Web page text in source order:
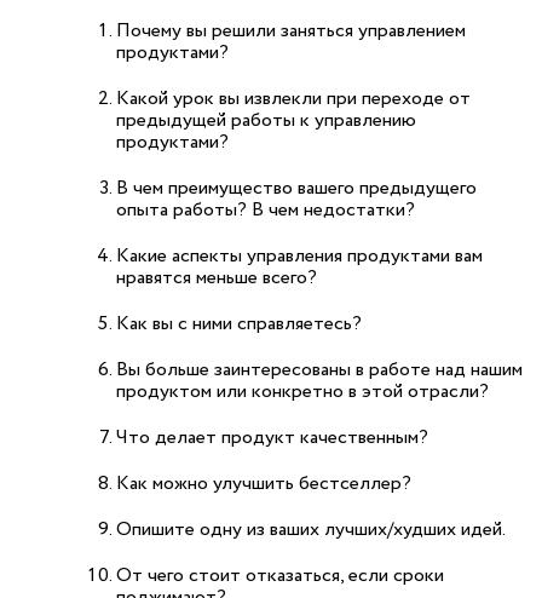
Почему вы решили заняться управлением
продуктами?
Какой урок вы извлекли при переходе от
предыдущей работы к управлению
продуктами?
В чем преимущество вашего предыдущего
опыта работы? В чем недостатки?
Какие аспекты управления продуктами вам
нравятся меньше всего?
Как вы с ними справляетесь?
Вы больше заинтересованы в работе над нашим
продуктом или конкретно в этой отрасли?
Что делает продукт качественным?
Как можно улучшить бестселлер?
Опишите одну из ваших лучших/худших идей.
От чего стоит отказаться, если сроки